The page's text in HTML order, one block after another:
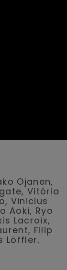
Ojanen,
Vitória
Vinicius
Aoki, Ryo
Lacroix,
Filip
Löffler.